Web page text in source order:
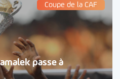
Coupe de la CAF
passe à